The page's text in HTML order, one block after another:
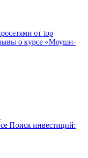
от top
о курсе «Моушн-
Поиск инвестиций: